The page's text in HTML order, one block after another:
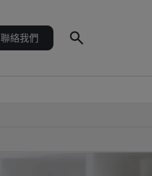
聯絡我們